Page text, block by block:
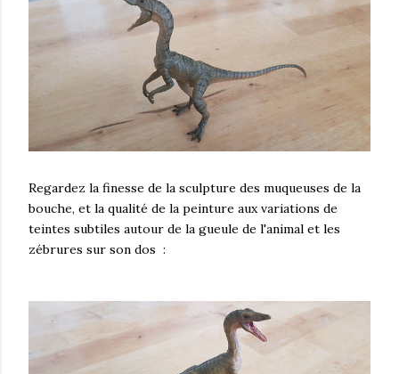
Regardez la finesse de la sculpture des muqueuses de la
bouche, et la qualité de la peinture aux variations de
teintes subtiles autour de la gueule de l'animal et les
zébrures sur son dos :